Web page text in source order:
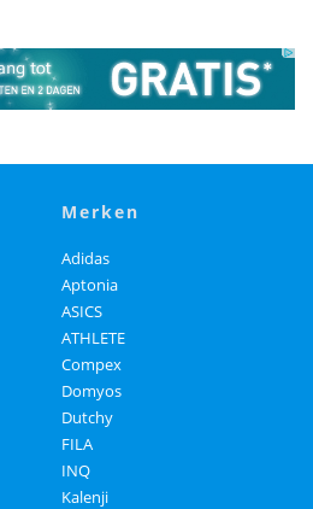
merken
Adidas
Aptonia
ASICS
ATHLETE
Compex
Domyos
Dutchy
FILA
INQ
Kalenji